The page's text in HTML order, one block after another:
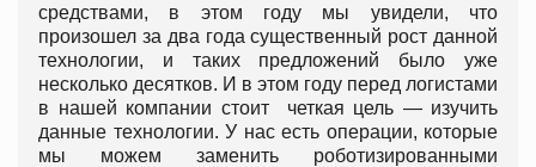
средствами, в этом году мы увидели, что
произошел за два года существенный рост данной
технологии, и таких предложений было уже
несколько десятков. И в этом году перед логистами
в нашей компании стоит четкая цель — изучить
данные технологии. У нас есть операции, которые
мы можем заменить роботизированными